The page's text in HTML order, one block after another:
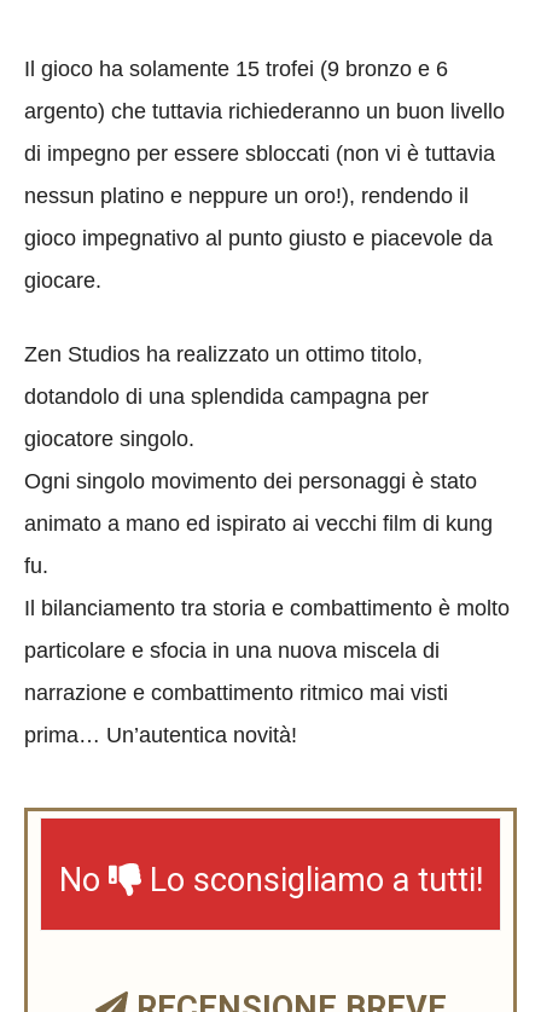
Il gioco ha solamente 15 trofei (9 bronzo e 6
argento) che tuttavia richiederanno un buon livello
di impegno per essere sbloccati (non vi è tuttavia
nessun platino e neppure un oro!), rendendo il
gioco impegnativo al punto giusto e piacevole da
giocare.
Zen Studios ha realizzato un ottimo titolo,
dotandolo di una splendida campagna per
giocatore singolo.
Ogni singolo movimento dei personaggi è stato
animato a mano ed ispirato ai vecchi film di kung
fu.
Il bilanciamento tra storia e combattimento è molto
particolare e sfocia in una nuova miscela di
narrazione e combattimento ritmico mai visti
prima… Un’autentica novità!
No Lo sconsigliamo a tutti!